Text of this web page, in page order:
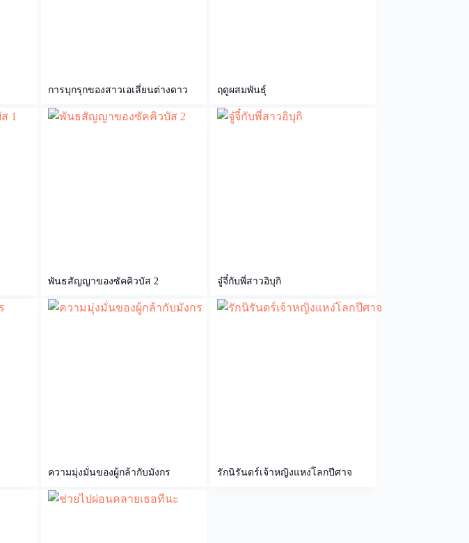
การบุกรุกของสาวเอเลี่ยนต่างดาว ฤดูผสมพันธุ์
พันธสัญญาของซัคคิวบัส 2 จู๋จี๋กับพี่สาวอิบุกิ
ความมุ่งมั่นของผู้กล้ากับมังกร รักนิรันดร์เจ้าหญิงแหง่โลกปีศาจ